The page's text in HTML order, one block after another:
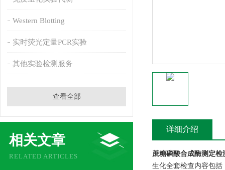
Western Blotting
实时荧光定量PCR实验
其他实验检测服务
查看全部
相关文章
RELATED ARTICLES
详细介绍
蔗糖磷酸合成酶测定
生化全套检查内容包